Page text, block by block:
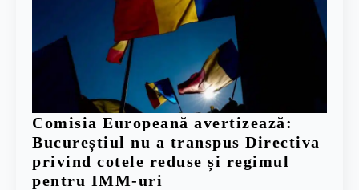
Comisia Europeană avertizează:
Bucureștiul nu a transpus Directiva
privind cotele reduse și regimul
pentru IMM-uri